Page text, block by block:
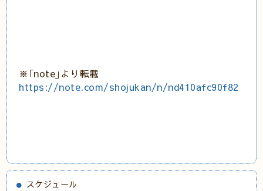
※｢note｣より転載
https://note.com/shojukan/n/nd410afc90f82
スケジュール